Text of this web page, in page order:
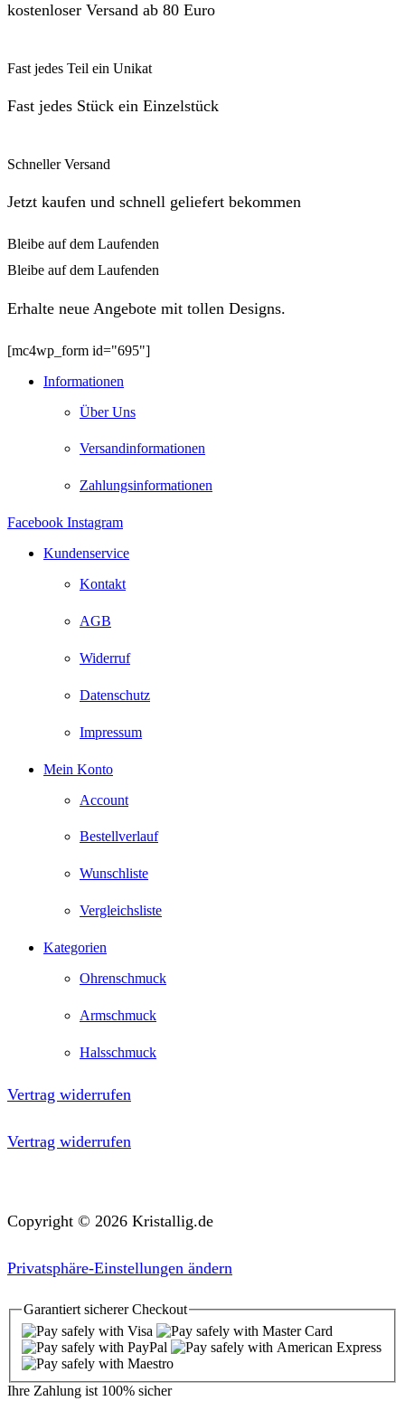
kostenloser Versand ab 80 Euro
Fast jedes Teil ein Unikat
Fast jedes Stück ein Einzelstück
Schneller Versand
Jetzt kaufen und schnell geliefert bekommen
Bleibe auf dem Laufenden
Bleibe auf dem Laufenden
Erhalte neue Angebote mit tollen Designs.
[mc4wp_form id="695"]
Informationen
Über Uns
Versandinformationen
Zahlungsinformationen
Facebook Instagram
Kundenservice
Kontakt
AGB
Widerruf
Datenschutz
Impressum
Mein Konto
Account
Bestellverlauf
Wunschliste
Vergleichsliste
Kategorien
Ohrenschmuck
Armschmuck
Halsschmuck
Vertrag widerrufen
Vertrag widerrufen
Copyright © 2026 Kristallig.de
Privatsphäre-Einstellungen ändern
GarantiertsichererCheckout
Ihre Zahlung ist 100% sicher